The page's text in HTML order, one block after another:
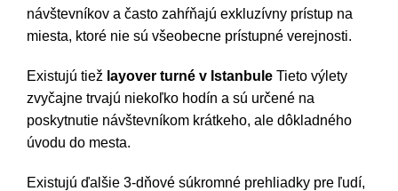
návštevníkov a často zahŕňajú exkluzívny prístup na
miesta, ktoré nie sú všeobecne prístupné verejnosti.
Existujú tiež layover turné v Istanbule Tieto výlety
zvyčajne trvajú niekoľko hodín a sú určené na
poskytnutie návštevníkom krátkeho, ale dôkladného
úvodu do mesta.
Existujú ďalšie 3-dňové súkromné prehliadky pre ľudí,